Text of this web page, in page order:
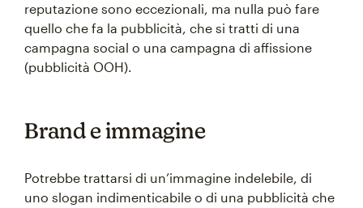
reputazione sono eccezionali, ma nulla può fare
quello che fa la pubblicità, che si tratti di una
campagna social o una campagna di affissione
(pubblicità OOH).
Brand e immagine
Potrebbe trattarsi di un’immagine indelebile, di
uno slogan indimenticabile o di una pubblicità che